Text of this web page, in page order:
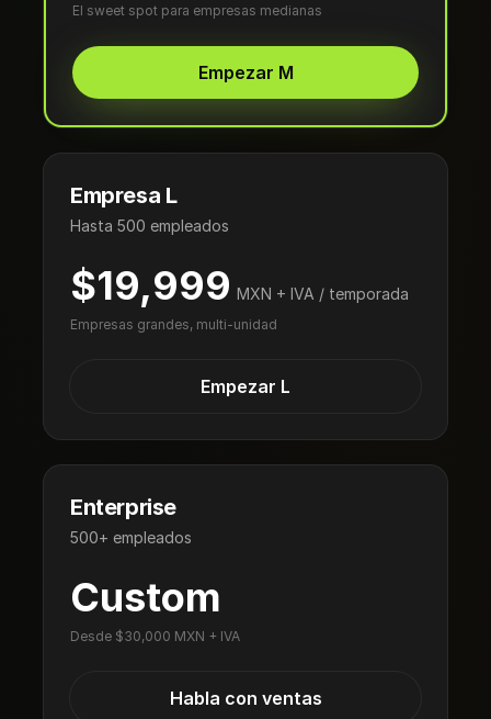
El sweet spot para empresas medianas
Empezar M
Empresa L
Hasta 500 empleados
$19,999 MXN + IVA / temporada
Empresas grandes, multi-unidad
Empezar L
Enterprise
500+ empleados
Custom
Desde $30,000 MXN + IVA
Habla con ventas